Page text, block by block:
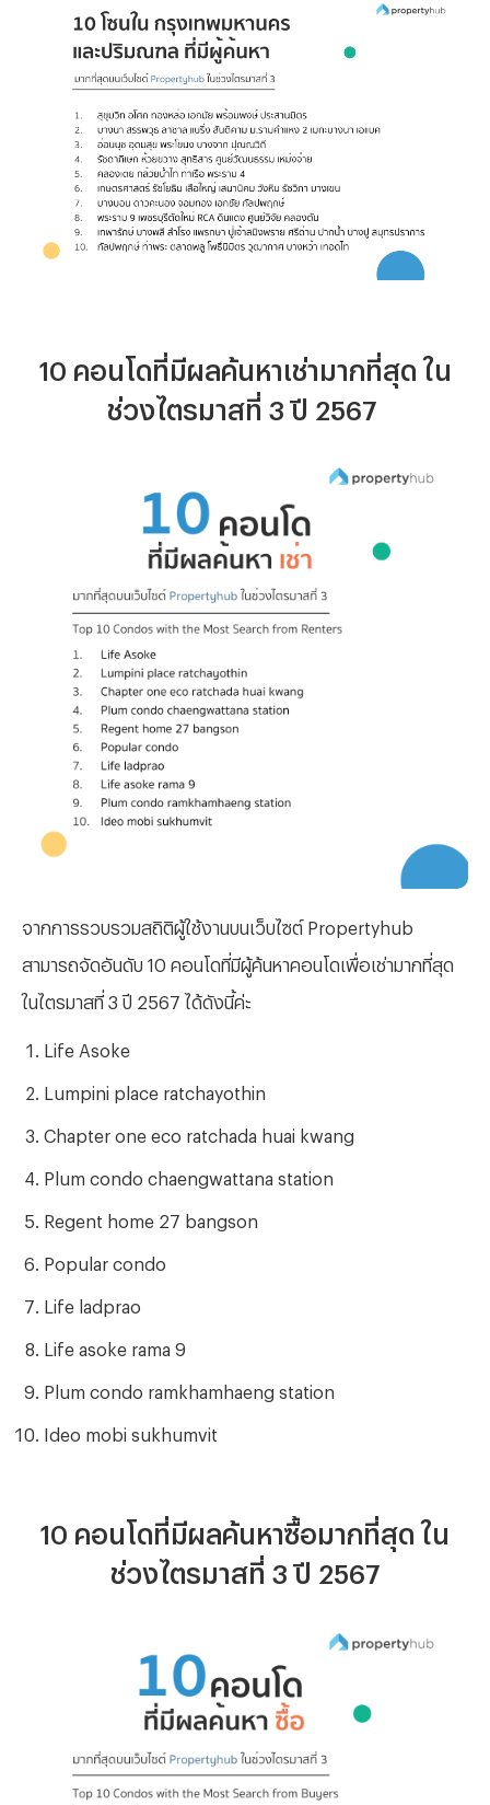
10 คอนโดที่มีผลค้นหา เช่า มากที่สุด ใน
ช่วงไตรมาสที่ 3 ปี 2567
จากการรวบรวมสถิติผู้ใช้งานบนเว็บไซต์ Propertyhub
สามารถจัดอันดับ 10 คอนโดที่มีผู้ค้นหาคอนโดเพื่อเช่ามากที่สุด
ในไตรมาสที่ 3 ปี 2567 ได้ดังนี้ค่ะ
Life Asoke
Lumpini place ratchayothin
Chapter one eco ratchada huai kwang
Plum condo chaengwattana station
Regent home 27 bangson
Popular condo
Life ladprao
Life asoke rama 9
Plum condo ramkhamhaeng station
Ideo mobi sukhumvit
10 คอนโดที่มีผลค้นหาซื้อมากที่สุด ใน
ช่วงไตรมาสที่ 3 ปี 2567